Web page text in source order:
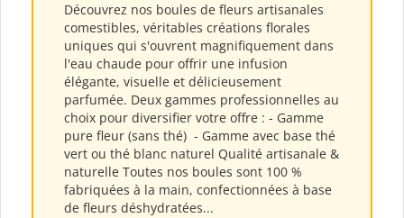
Découvrez nos boules de fleurs artisanales
comestibles, véritables créations florales
uniques qui s'ouvrent magnifiquement dans
l'eau chaude pour offrir une infusion
élégante, visuelle et délicieusement
parfumée. Deux gammes professionnelles au
choix pour diversifier votre offre : - Gamme
pure fleur (sans thé) ​ - Gamme avec base thé
vert ou thé blanc naturel Qualité artisanale &
naturelle Toutes nos boules sont 100 %
fabriquées à la main, confectionnées à base
de fleurs déshydratées...